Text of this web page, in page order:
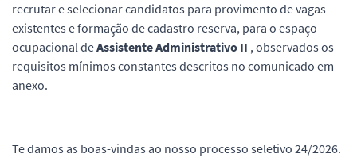
recrutar e selecionar candidatos para provimento de vagas
existentes e formação de cadastro reserva, para o espaço
ocupacional deAssistente Administrativo II , observados os
requisitos mínimos constantes descritos no comunicado em
anexo.
Te damos as boas-vindas ao nosso processo seletivo 24/2026.